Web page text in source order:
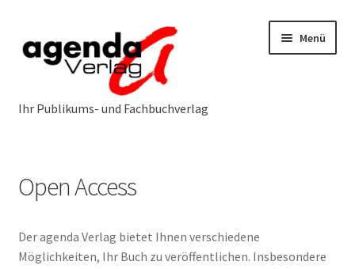
Navigation
springen
Inhalt
springen
Menü
Programm
Öffentlichkeitsarbeit
öffnen
Open Access
Der agenda Verlag bietet Ihnen verschiedene
Möglichkeiten, Ihr Buch zu veröffentlichen. Insbesondere